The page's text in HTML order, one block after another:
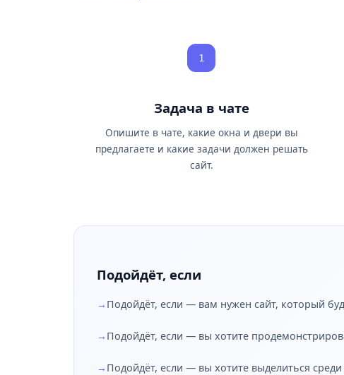
1
Задача в чате
Опишите в чате, какие окна и двери вы
предлагаете и какие задачи должен решать
сайт.
Подойдёт, если
Подойдёт, если — вам нужен сайт, который
Подойдёт, если — вы хотите
Подойдёт, если — вы хотите выделиться